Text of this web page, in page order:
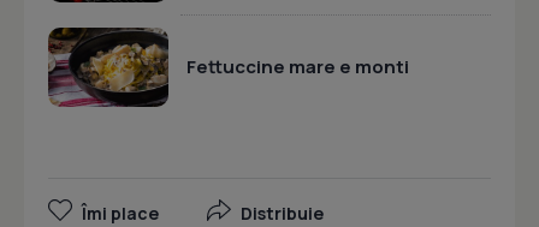
Fettuccine mare e monti
Îmi place Distribuie